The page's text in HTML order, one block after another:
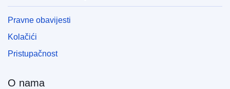
Pravne obavijesti
Kolačići
Pristupačnost
O nama